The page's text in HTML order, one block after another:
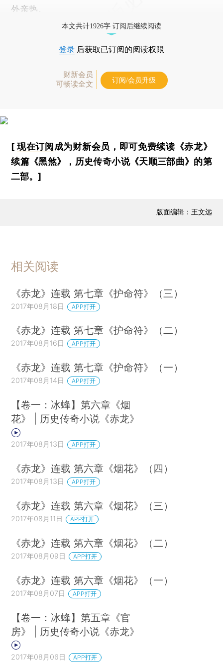
外亲热。
本文共计1926字 订阅后继续阅读
登录 后获取已订阅的阅读权限
财新会员
可畅读全文
订阅/会员升级
[现在订阅 成为财新会员，即可免费续读《赤龙》
续篇《黑煞》，历史传奇小说《天顺三部曲》的第
二部。]
版面编辑：王文远
相关阅读
《赤龙》连载 第七章《护命符》（三）
2017年08月18日 APP打开
《赤龙》连载 第七章《护命符》（二）
2017年08月16日 APP打开
《赤龙》连载 第七章《护命符》（一）
2017年08月14日 APP打开
【卷一：冰蜂】第六章《烟
花》 | 历史传奇小说《赤龙》
2017年08月13日 APP打开
《赤龙》连载 第六章《烟花》（四）
2017年08月13日 APP打开
《赤龙》连载 第六章《烟花》（三）
2017年08月11日 APP打开
《赤龙》连载 第六章《烟花》（二）
2017年08月09日 APP打开
《赤龙》连载 第六章《烟花》（一）
2017年08月07日 APP打开
【卷一：冰蜂】第五章《官
房》 | 历史传奇小说《赤龙》
2017年08月06日 APP打开